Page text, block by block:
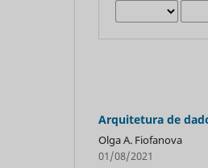
Arquitetura de
Olga A. Fiofanova
01/08/2021